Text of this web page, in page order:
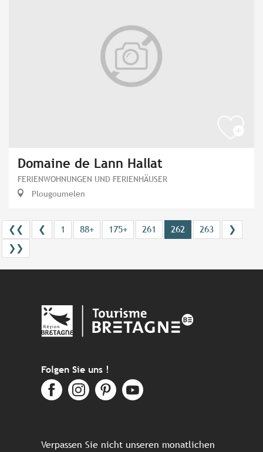
Domaine de Lann Hallat
FERIENWOHNUNGEN UND FERIENHÄUSER
Plougoumelen
❮❮ ❮ 1 88+ 175+ 261 262 263
❯
❯❯
Folgen Sie uns !
Verpassen Sie nicht unseren monatlichen